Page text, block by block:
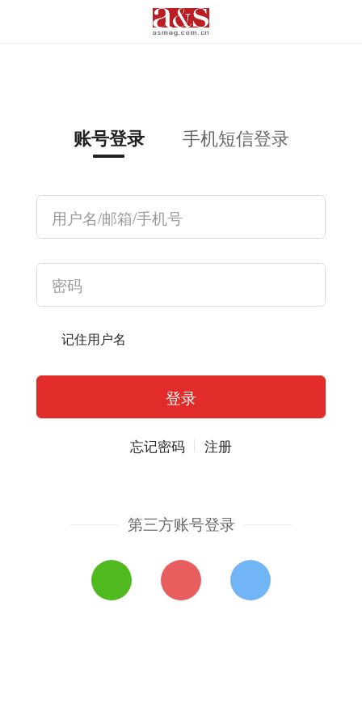
账号登录 手机短信登录
记住用户名
忘记密码 注册
第三方账号登录